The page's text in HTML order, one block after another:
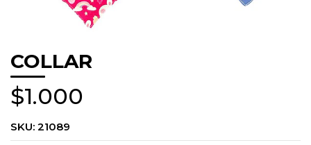
COLLAR
$1.000
SKU: 21089